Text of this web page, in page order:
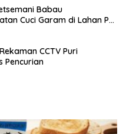
Babau
Cuci Garam di Lahan PT.
CCTV Puri
Pencurian